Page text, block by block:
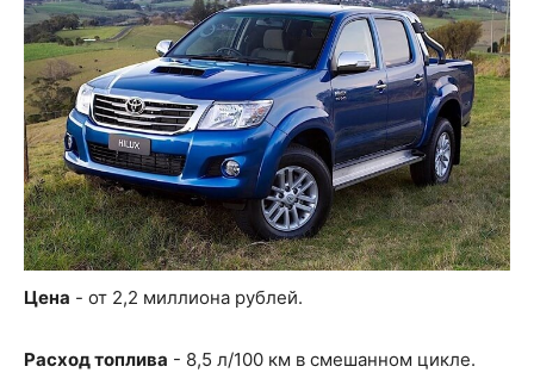
Цена - от 2,2 миллиона рублей.
Расход топлива - 8,5 л/100 км в смешанном цикле.